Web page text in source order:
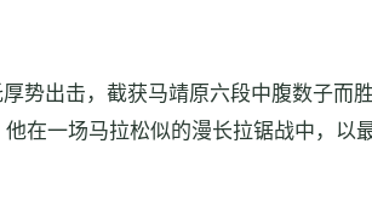
势出击，截获马靖原六段中腹数子而
在一场马拉松似的漫长拉锯战中，以